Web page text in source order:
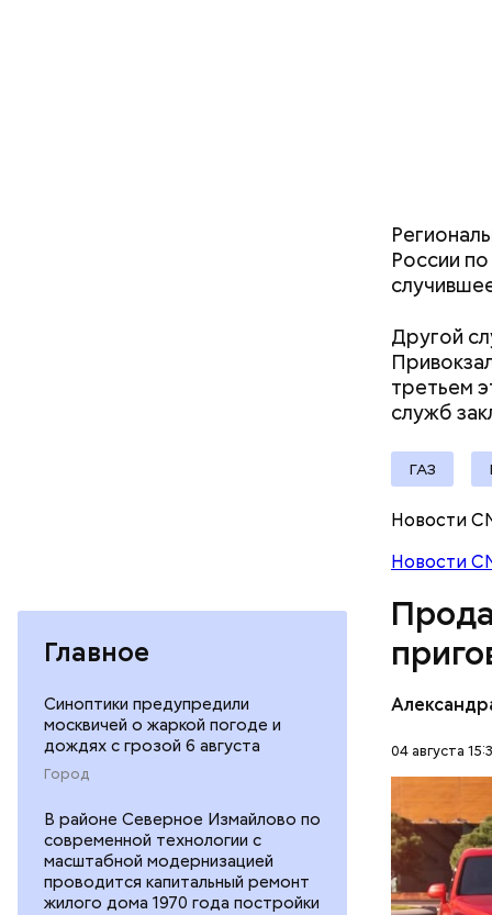
Главное
Синоптики предупредили
москвичей о жаркой погоде и
дождях с грозой 6 августа
Город
В районе Северное Измайлово по
современной технологии с
масштабной модернизацией
проводится капитальный ремонт
жилого дома 1970 года постройки
России
Другой
третьем
служб
ГАЗ
Новости
Новости
04 августа
В мае
Гусейна
неуплате
размере.
Фото:
деньги
НАЛОГИ
ГАСАН
Молодого
которая
дней